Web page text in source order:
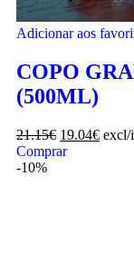
Adicionar aos
COPO
(500ML)
21.15€ 19.04€ excl/
Comprar
-10%